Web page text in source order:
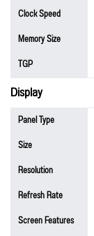
Clock Speed
Memory Size
TGP
Display
Panel Type
Size
Resolution
Refresh Rate
Screen Features